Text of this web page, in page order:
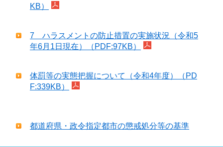
KB）
7 ハラスメントの防止措置の実施状況（令和5
年6月1日現在）（PDF:97KB）
体罰等の実態把握について（令和4年度）（PD
F:339KB）
都道府県・政令指定都市の懲戒処分等の基準